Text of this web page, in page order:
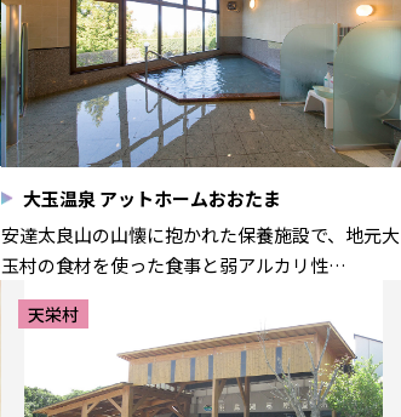
大玉温泉 アットホームおおたま
安達太良山の山懐に抱かれた保養施設で、地元大
玉村の食材を使った食事と弱アルカリ性…
天栄村